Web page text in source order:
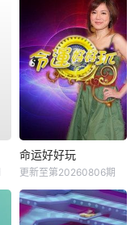
命运好好玩
更新至第20260806期